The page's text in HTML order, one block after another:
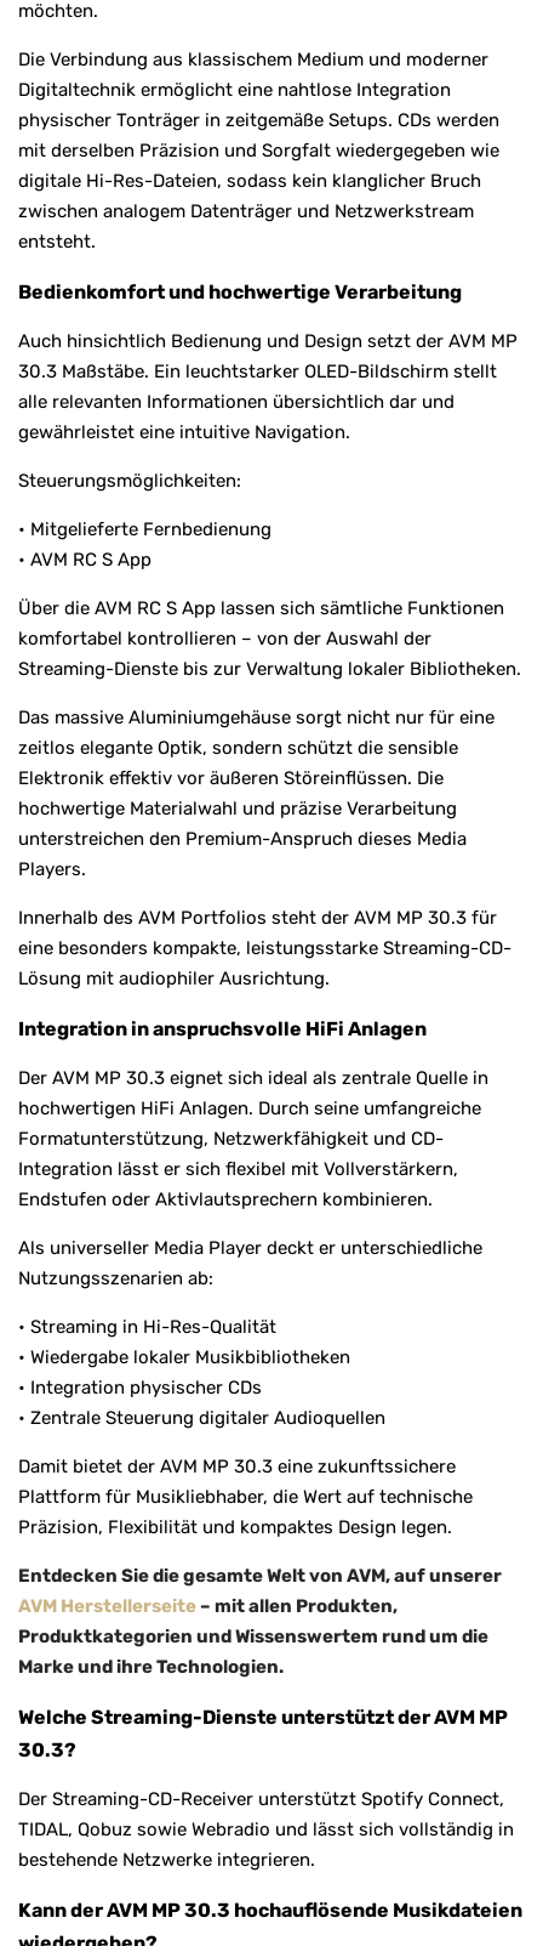
möchten.
Die Verbindung aus klassischem Medium und moderner
Digitaltechnik ermöglicht eine nahtlose Integration
physischer Tonträger in zeitgemäße Setups. CDs werden
mit derselben Präzision und Sorgfalt wiedergegeben wie
digitale Hi-Res-Dateien, sodass kein klanglicher Bruch
zwischen analogem Datenträger und Netzwerkstream
entsteht.
Bedienkomfort und hochwertige Verarbeitung
Auch hinsichtlich Bedienung und Design setzt der AVM MP
30.3 Maßstäbe. Ein leuchtstarker OLED-Bildschirm stellt
alle relevanten Informationen übersichtlich dar und
gewährleistet eine intuitive Navigation.
Steuerungsmöglichkeiten:
• Mitgelieferte Fernbedienung
• AVM RC S App
Über die AVM RC S App lassen sich sämtliche Funktionen
komfortabel kontrollieren – von der Auswahl der
Streaming-Dienste bis zur Verwaltung lokaler Bibliotheken.
Das massive Aluminiumgehäuse sorgt nicht nur für eine
zeitlos elegante Optik, sondern schützt die sensible
Elektronik effektiv vor äußeren Störeinflüssen. Die
hochwertige Materialwahl und präzise Verarbeitung
unterstreichen den Premium-Anspruch dieses Media
Players.
Innerhalb des AVM Portfolios steht der AVM MP 30.3 für
eine besonders kompakte, leistungsstarke Streaming-CD-
Lösung mit audiophiler Ausrichtung.
Integration in anspruchsvolle HiFi Anlagen
Der AVM MP 30.3 eignet sich ideal als zentrale Quelle in
hochwertigen HiFi Anlagen. Durch seine umfangreiche
Formatunterstützung, Netzwerkfähigkeit und CD-
Integration lässt er sich flexibel mit Vollverstärkern,
Endstufen oder Aktivlautsprechern kombinieren.
Als universeller Media Player deckt er unterschiedliche
Nutzungsszenarien ab:
• Streaming in Hi-Res-Qualität
• Wiedergabe lokaler Musikbibliotheken
• Integration physischer CDs
• Zentrale Steuerung digitaler Audioquellen
Damit bietet der AVM MP 30.3 eine zukunftssichere
Plattform für Musikliebhaber, die Wert auf technische
Präzision, Flexibilität und kompaktes Design legen.
Entdecken Sie die gesamte Welt von AVM, auf unserer
AVM Herstellerseite– mit allen Produkten,
Produktkategorien und Wissenswertem rund um die
Marke und ihre Technologien.
Welche Streaming-Dienste unterstützt der AVM MP
30.3?
Der Streaming-CD-Receiver unterstützt Spotify Connect,
TIDAL, Qobuz sowie Webradio und lässt sich vollständig in
bestehende Netzwerke integrieren.
Kann der AVM MP 30.3 hochauflösende Musikdateien